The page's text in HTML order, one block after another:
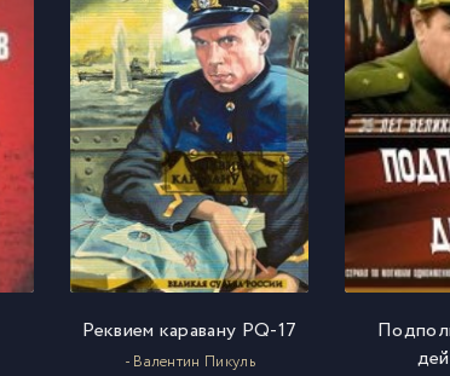
Реквием каравану PQ-17
- Валентин Пикуль